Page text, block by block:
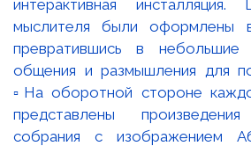
интерактивная инсталляция.
мыслителя были оформлены
превратившись в небольшие
общения и размышления для
▫️На оборотной стороне
представлены
собрания с изображением